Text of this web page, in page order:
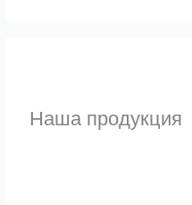
Наша продукция